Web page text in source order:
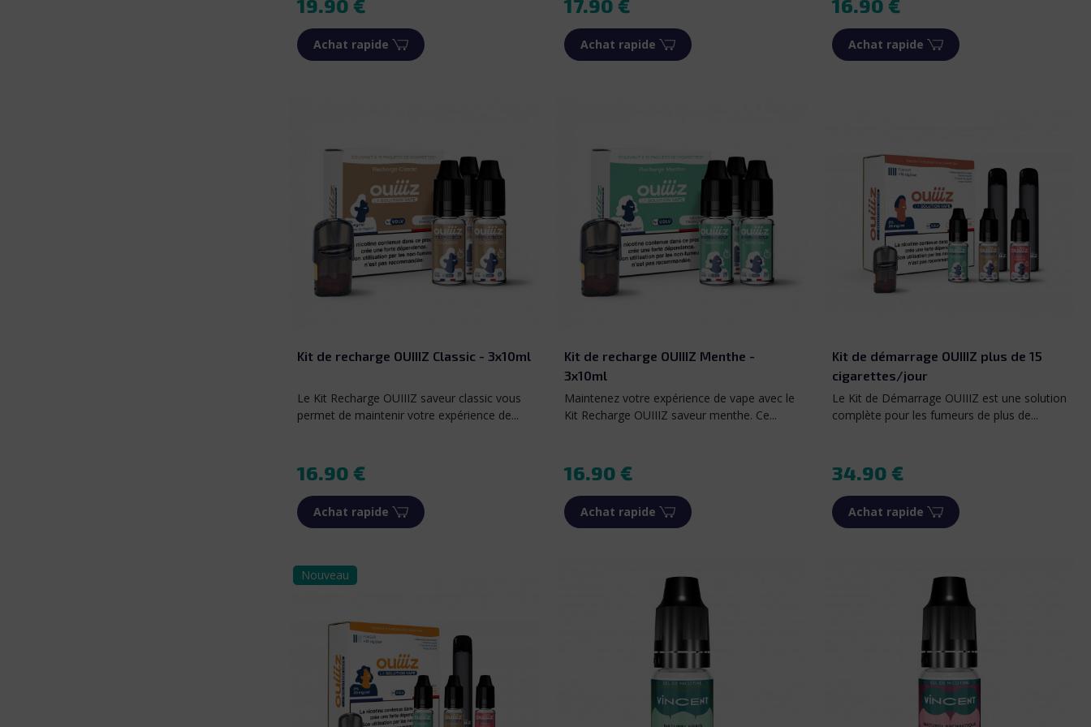
19.90 €
Achat rapide
17.90 €
Achat rapide
16.90 €
Achat rapide
Kit de recharge OUIIIZ Classic - 3x10ml
Le Kit Recharge OUIIIZ saveur classic vous
permet de maintenir votre expérience de...
Prix
16.90 €
Achat rapide
Kit de recharge OUIIIZ Menthe -
3x10ml
Maintenez votre expérience de vape avec le
Kit Recharge OUIIIZ saveur menthe. Ce...
Prix
16.90 €
Achat rapide
Kit de démarrage OUIIIZ plus de 15
cigarettes/jour
Le Kit de Démarrage OUIIIZ est une solution
complète pour les fumeurs de plus de...
Prix
34.90 €
Achat rapide
Nouveau